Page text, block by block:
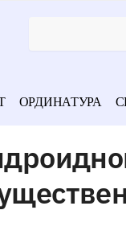
ОРДИНАТУРА